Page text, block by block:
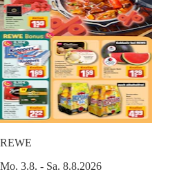
REWE
Mo. 3.8. - Sa. 8.8.2026